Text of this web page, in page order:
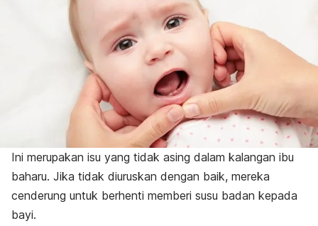
Ini merupakan isu yang tidak asing dalam kalangan ibu
baharu. Jika tidak diuruskan dengan baik, mereka
cenderung untuk berhenti memberi susu badan kepada
bayi.